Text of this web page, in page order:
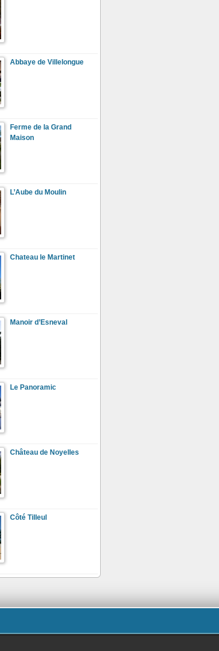
Abbaye de Villelongue
Ferme de la Grand
Maison
L’Aube du Moulin
Chateau le Martinet
Manoir d’Esneval
Le Panoramic
Château de Noyelles
Côté Tilleul